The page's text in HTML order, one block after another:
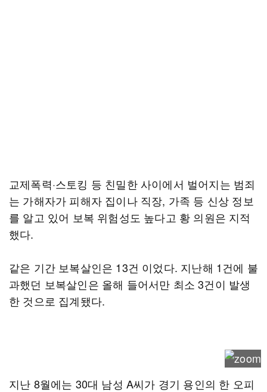
교제폭력·스토킹 등 친밀한 사이에서 벌어지는 범죄
는 가해자가 피해자 집이나 직장, 가족 등 신상 정보
를 알고 있어 보복 위험성도 높다고 황 의원은 지적
했다.
같은 기간 보복살인은 13건 이었다. 지난해 1건에 불
과했던 보복살인은 올해 들어서만 최소 3건이 발생
한 것으로 집계됐다.
지난 8월에는 30대 남성 A씨가 경기 용인의 한 오피